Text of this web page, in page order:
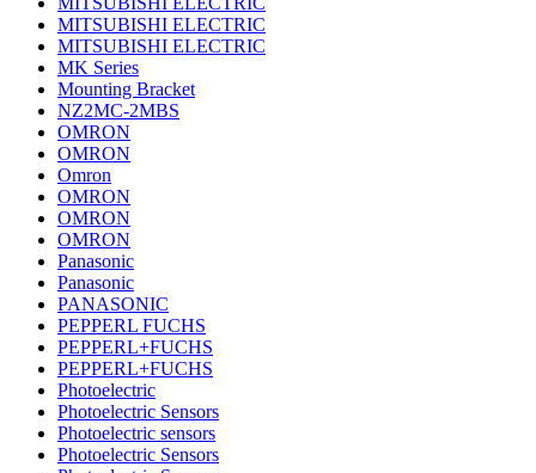
MITSUBISHI ELECTRIC
MITSUBISHI ELECTRIC
MK Series
Mounting Bracket
NZ2MC-2MBS
OMRON
OMRON
Omron
OMRON
OMRON
OMRON
Panasonic
Panasonic
PANASONIC
PEPPERL FUCHS
PEPPERL+FUCHS
PEPPERL+FUCHS
Photoelectric
Photoelectric Sensors
Photoelectric sensors
Photoelectric Sensors